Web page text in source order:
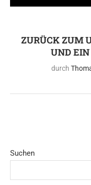
ZURÜCK ZUM
UND
durch
Suchen